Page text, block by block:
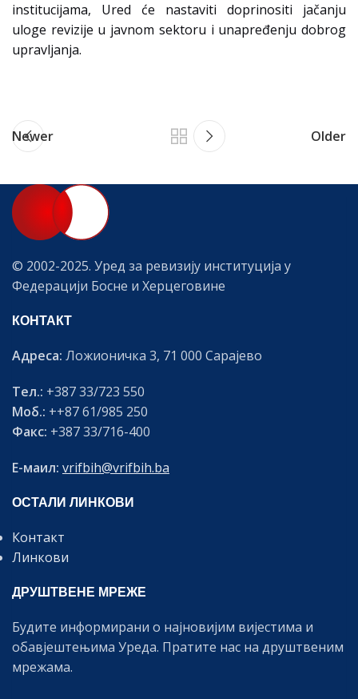
institucijama, Ured će nastaviti doprinositi jačanju
uloge revizije u javnom sektoru i unapređenju dobrog
upravljanja.
Newer Older
© 2002-2025. Уред за ревизију институција у
Федерацији Босне и Херцеговине
КОНТАКТ
Адреса: Ложионичка 3, 71 000 Сарајево
Тел.: +387 33/723 550
Моб.: ++87 61/985 250
Факс: +387 33/716-400
Е-маил: vrifbih@vrifbih.ba
ОСТАЛИ ЛИНКОВИ
Контакт
Линкови
ДРУШТВЕНЕ МРЕЖЕ
Будите информирани о најновијим вијестима и
обавјештењима Уреда. Пратите нас на друштвеним
мрежама.